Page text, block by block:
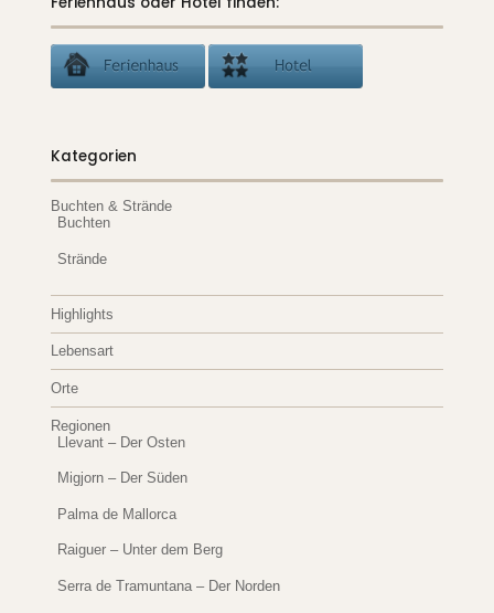
Kategorien
Buchten & Strände
Buchten
Strände
Highlights
Lebensart
Orte
Regionen
Llevant – Der Osten
Migjorn – Der Süden
Palma de Mallorca
Raiguer – Unter dem Berg
Serra de Tramuntana – Der Norden